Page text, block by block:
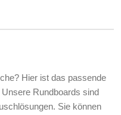
Hier ist das passende
Rundboards sind
Sie können